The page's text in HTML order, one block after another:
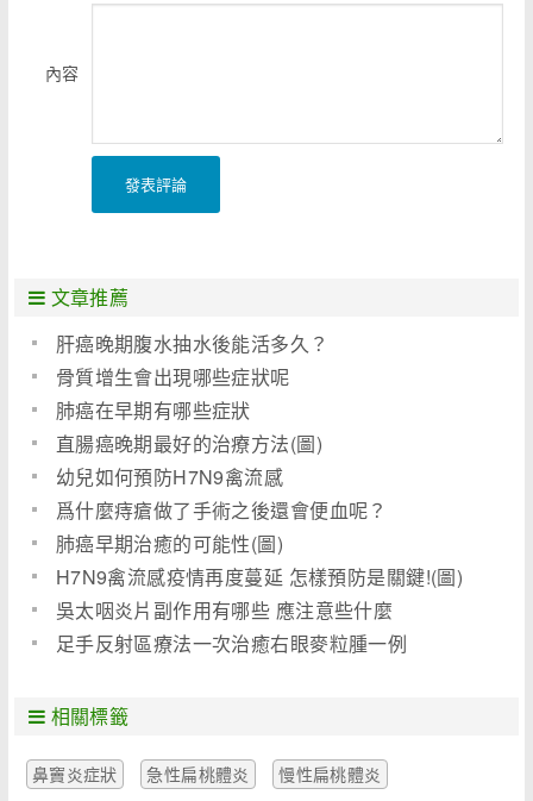
內容
發表評論
文章推薦
肝癌晚期腹水抽水後能活多久？
骨質增生會出現哪些症狀呢
肺癌在早期有哪些症狀
直腸癌晚期最好的治療方法(圖)
幼兒如何預防H7N9禽流感
爲什麼痔瘡做了手術之後還會便血呢？
肺癌早期治癒的可能性(圖)
H7N9禽流感疫情再度蔓延 怎樣預防是關鍵!(圖)
吳太咽炎片副作用有哪些 應注意些什麼
足手反射區療法一次治癒右眼麥粒腫一例
相關標籤
鼻竇炎症狀 急性扁桃體炎 慢性扁桃體炎